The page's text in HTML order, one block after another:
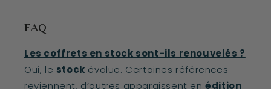
FAQ
Les coffrets en stock sont-ils renouvelés ?
Oui, le stock évolue. Certaines références
reviennent, d’autres apparaissent enédition